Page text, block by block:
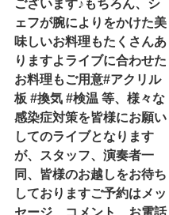
ェフが腕によりをかけた美
味しいお料理もたくさんあ
りますよライブに合わせた
お料理もご用意#アクリル
板 #換気 #検温 等、様々な
感染症対策を皆様にお願い
してのライブとなります
が、スタッフ、演奏者一
同、皆様のお越しをお待ち
しておりますご予約はメッ
セージ、コメント、お電話